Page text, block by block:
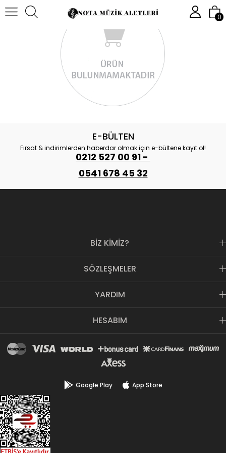
0
E-BÜLTEN
Fırsat & indirimlerden haberdar olmak için e-bültene kayıt ol!
0212 527 00 91 -
0541 678 45 32
BİZ KİMİZ?
SÖZLEŞMELER
YARDIM
HESABIM
Google Play App Store